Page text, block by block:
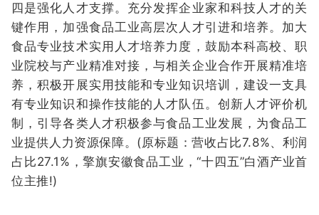
四是强化人才支撑。充分发挥企业家和科技人才的关
键作用，加强食品工业高层次人才引进和培养。加大
食品专业技术实用人才培养力度，鼓励本科高校、职
业院校与产业精准对接，与相关企业合作开展精准培
养，积极开展实用技能和专业知识培训，建设一支具
有专业知识和操作技能的人才队伍。创新人才评价机
制，引导各类人才积极参与食品工业发展，为食品工
业提供人力资源保障。(原标题：营收占比7.8%、利润
占比27.1%，擎旗安徽食品工业，“十四五”白酒产业首
位主推!)